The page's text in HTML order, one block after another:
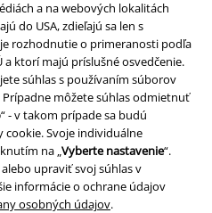
a na webových lokalitách
do USA, zdieľajú sa len s
rozhodnutie o primeranosti podľa
ktorí majú príslušné osvedčenie.
súhlas s používaním súborov
môžete súhlas odmietnuť
“ - v takom prípade sa budú
Svoje individuálne
na „Vyberte nastavenie“.
upraviť svoj súhlas v
informácie o ochrane údajov
osobných údajov.
Group Company